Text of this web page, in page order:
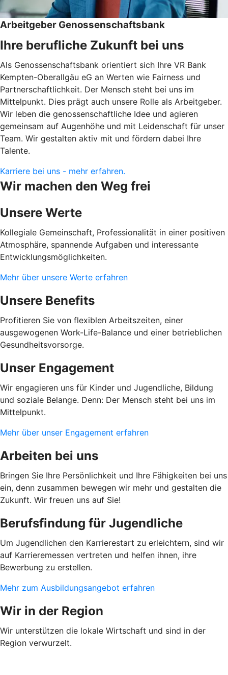
Arbeitgeber Genossenschaftsbank
Ihre berufliche Zukunft bei uns
Als Genossenschaftsbank orientiert sich Ihre VR Bank
Kempten-Oberallgäu eG an Werten wie Fairness und
Partnerschaftlichkeit. Der Mensch steht bei uns im
Mittelpunkt. Dies prägt auch unsere Rolle als Arbeitgeber.
Wir leben die genossenschaftliche Idee und agieren
gemeinsam auf Augenhöhe und mit Leidenschaft für unser
Team. Wir gestalten aktiv mit und fördern dabei Ihre
Talente.
Karriere bei uns - mehr erfahren.
Wir machen den Weg frei
Unsere Werte
Kollegiale Gemeinschaft, Professionalität in einer positiven
Atmosphäre, spannende Aufgaben und interessante
Entwicklungsmöglichkeiten.
Mehr über unsere Werte erfahren
Unsere Benefits
Profitieren Sie von flexiblen Arbeitszeiten, einer
ausgewogenen Work-Life-Balance und einer betrieblichen
Gesundheitsvorsorge.
Unser Engagement
Wir engagieren uns für Kinder und Jugendliche, Bildung
und soziale Belange. Denn: Der Mensch steht bei uns im
Mittelpunkt.
Mehr über unser Engagement erfahren
Arbeiten bei uns
Bringen Sie Ihre Persönlichkeit und Ihre Fähigkeiten bei uns
ein, denn zusammen bewegen wir mehr und gestalten die
Zukunft. Wir freuen uns auf Sie!
Berufsfindung für Jugendliche
Um Jugendlichen den Karrierestart zu erleichtern, sind wir
auf Karrieremessen vertreten und helfen ihnen, ihre
Bewerbung zu erstellen.
Mehr zum Ausbildungsangebot erfahren
Wir in der Region
Wir unterstützen die lokale Wirtschaft und sind in der
Region verwurzelt.